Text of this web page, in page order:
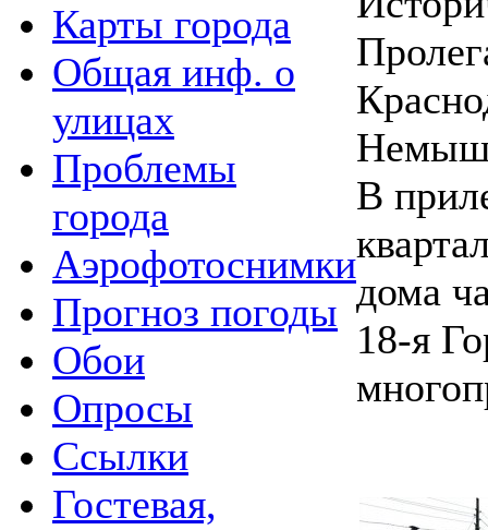
Карты города
Общая инф. о
улицах
Проблемы
города
Аэрофотоснимки
Прогноз погоды
Обои
Опросы
Ссылки
Гостевая,
В
дома
18-я